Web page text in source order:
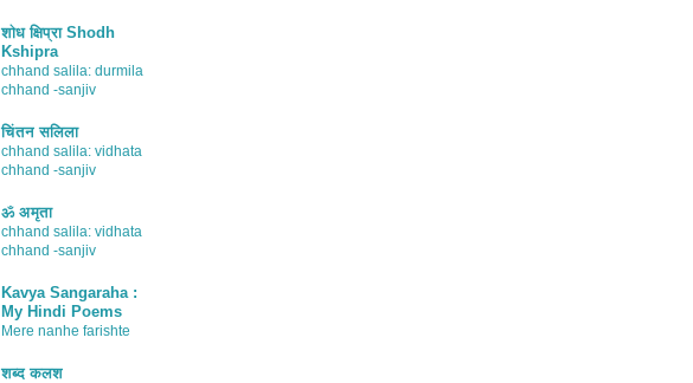
शोध क्षिप्रा Shodh
Kshipra
chhand salila: durmila
chhand -sanjiv
चिंतन सलिला
chhand salila: vidhata
chhand -sanjiv
ॐ अमृता
chhand salila: vidhata
chhand -sanjiv
Kavya Sangaraha :
My Hindi Poems
Mere nanhe farishte
शब्द कलश